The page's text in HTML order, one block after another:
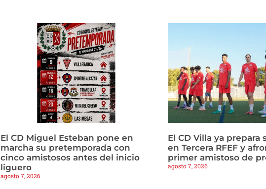
El CD Miguel Esteban pone en
marcha su pretemporada con
cinco amistosos antes del inicio
liguero
agosto 7, 2026
El CD Villa ya prepara
en Tercera RFEF y
primer amistoso de
agosto 7, 2026